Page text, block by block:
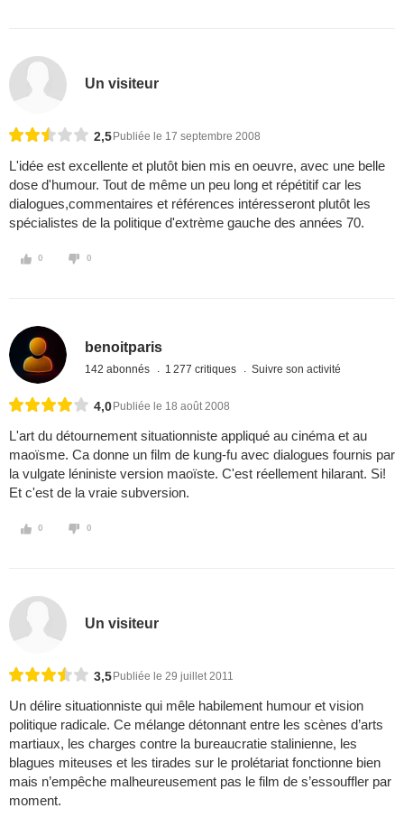
Un visiteur
2,5 Publiée le 17 septembre 2008
L'idée est excellente et plutôt bien mis en oeuvre, avec une belle
dose d'humour. Tout de même un peu long et répétitif car les
dialogues,commentaires et références intéresseront plutôt les
spécialistes de la politique d'extrème gauche des années 70.
0 0
benoitparis
142 abonnés 1 277 critiques Suivre son activité
4,0 Publiée le 18 août 2008
L'art du détournement situationniste appliqué au cinéma et au
maoïsme. Ca donne un film de kung-fu avec dialogues fournis par
la vulgate léniniste version maoïste. C'est réellement hilarant. Si!
Et c'est de la vraie subversion.
0 0
Un visiteur
3,5 Publiée le 29 juillet 2011
Un délire situationniste qui mêle habilement humour et vision
politique radicale. Ce mélange détonnant entre les scènes d’arts
martiaux, les charges contre la bureaucratie stalinienne, les
blagues miteuses et les tirades sur le prolétariat fonctionne bien
mais n’empêche malheureusement pas le film de s’essouffler par
moment.